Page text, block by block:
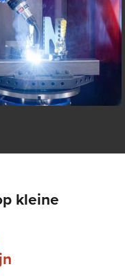
kleine